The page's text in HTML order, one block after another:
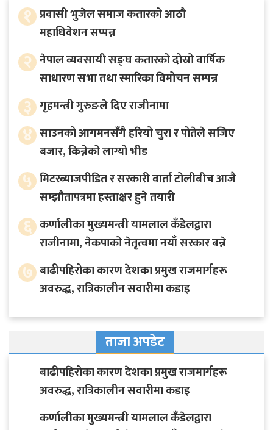
१ प्रवासी भुजेल समाज कतारको आठाै
महाधिवेशन सप्पन्न
२ नेपाल व्यवसायी सङ्घ कतारको दोस्रो वार्षिक
साधारण सभा तथा स्मारिका विमोचन सम्पन्न
३ गृहमन्त्री गुरुङले दिए राजीनामा
४ साउनको आगमनसँगै हरियो चुरा र पोतेले सजिए
बजार, किन्नेको लाग्यो भीड
५ मिटरब्याजपीडित र सरकारी वार्ता टोलीबीच आजै
सम्झौतापत्रमा हस्ताक्षर हुने तयारी
६ कर्णालीका मुख्यमन्त्री यामलाल कँडेलद्वारा
राजीनामा, नेकपाको नेतृत्वमा नयाँ सरकार बन्ने
७ बाढीपहिरोका कारण देशका प्रमुख राजमार्गहरू
अवरुद्ध, रात्रिकालीन सवारीमा कडाइ
ताजा अपडेट
बाढीपहिरोका कारण देशका प्रमुख राजमार्गहरू
अवरुद्ध, रात्रिकालीन सवारीमा कडाइ
कर्णालीका मुख्यमन्त्री यामलाल कँडेलद्वारा